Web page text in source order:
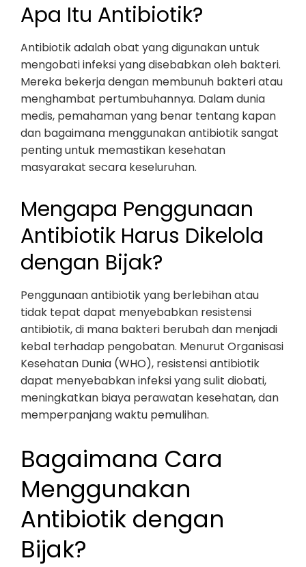
Apa Itu Antibiotik?
Antibiotik adalah obat yang digunakan untuk
mengobati infeksi yang disebabkan oleh bakteri.
Mereka bekerja dengan membunuh bakteri atau
menghambat pertumbuhannya. Dalam dunia
medis, pemahaman yang benar tentang kapan
dan bagaimana menggunakan antibiotik sangat
penting untuk memastikan kesehatan
masyarakat secara keseluruhan.
Mengapa Penggunaan
Antibiotik Harus Dikelola
dengan Bijak?
Penggunaan antibiotik yang berlebihan atau
tidak tepat dapat menyebabkan resistensi
antibiotik, di mana bakteri berubah dan menjadi
kebal terhadap pengobatan. Menurut Organisasi
Kesehatan Dunia (WHO), resistensi antibiotik
dapat menyebabkan infeksi yang sulit diobati,
meningkatkan biaya perawatan kesehatan, dan
memperpanjang waktu pemulihan.
Bagaimana Cara
Menggunakan
Antibiotik dengan
Bijak?